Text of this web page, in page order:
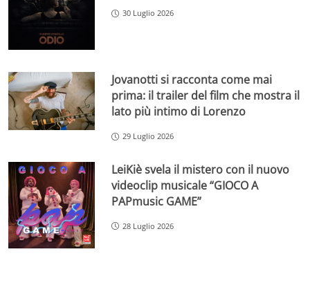
30 Luglio 2026
Jovanotti si racconta come mai
prima: il trailer del film che mostra il
lato più intimo di Lorenzo
29 Luglio 2026
LeiKiè svela il mistero con il nuovo
videoclip musicale “GIOCO A
PAPmusic GAME”
28 Luglio 2026